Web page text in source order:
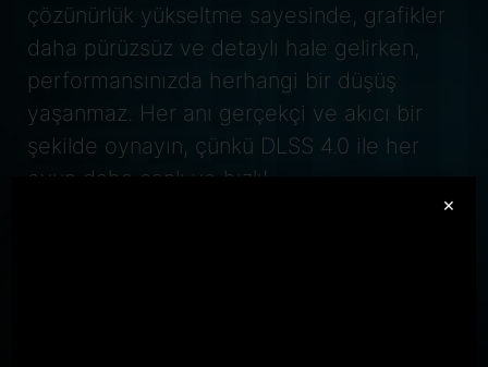
çözünürlük yükseltme sayesinde, grafikler
daha pürüzsüz ve detaylı hale gelirken,
performansınızda herhangi bir düşüş
yaşanmaz. Her anı gerçekçi ve akıcı bir
şekilde oynayın, çünkü DLSS 4.0 ile her
oyun daha canlı ve hızlı!
×